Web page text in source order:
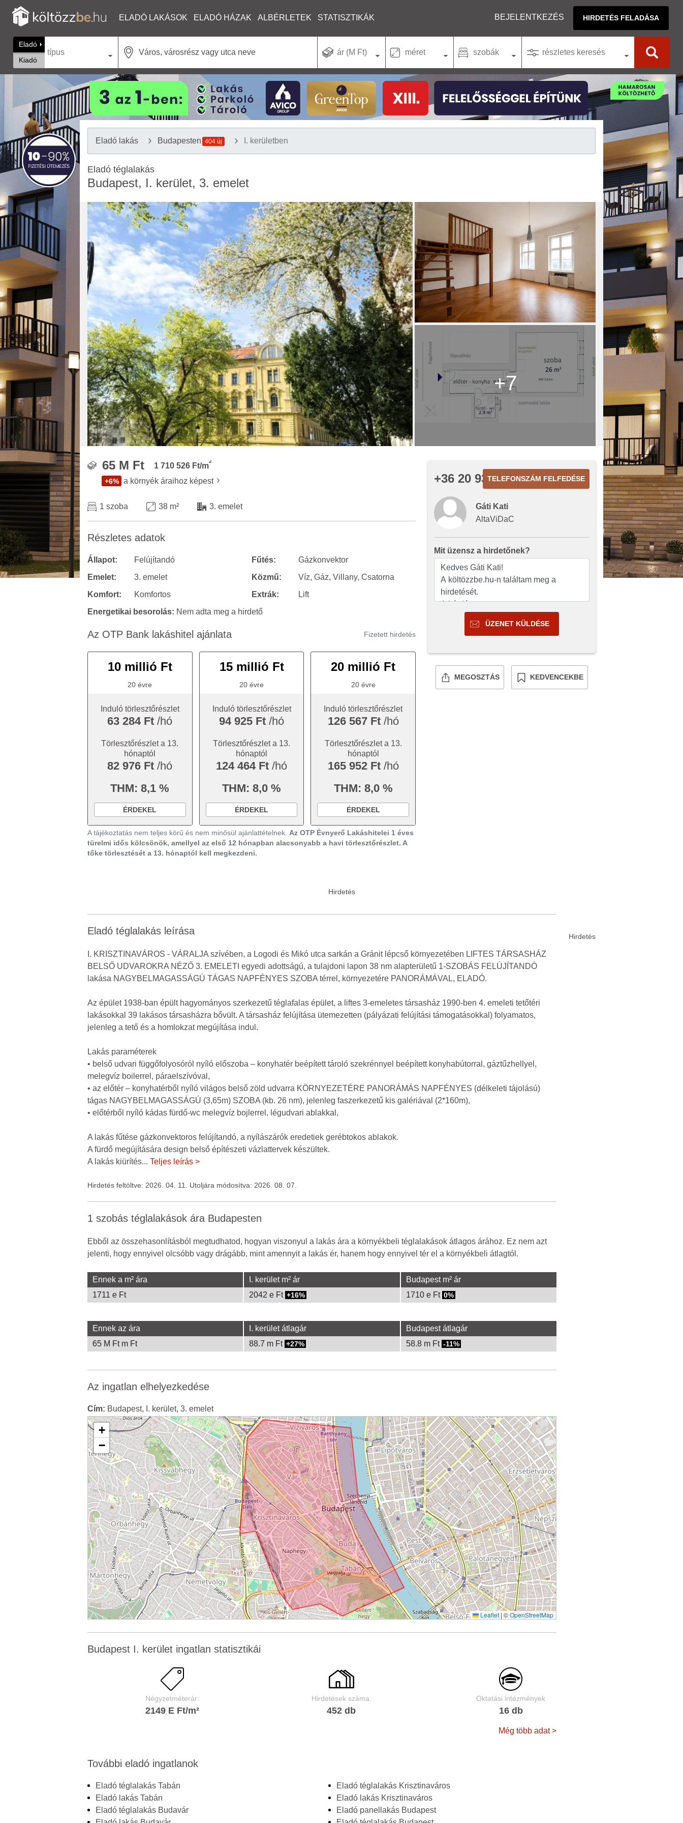
ELADÓ LAKÁSOK ELADÓ HÁZAK ALBÉRLETEK STATISZTIKÁK BEJELENTKEZÉS HIRDETÉS FELADÁSA
Eladó
Kiadó
típus ár (M Ft) méret szobák részletes keresés
Eladó lakás Budapesten 404 új I. kerületben
Eladó téglalakás
Budapest, I. kerület, 3. emelet
65 M Ft 1 710 526 Ft/m
2
+6% a környék áraihoz képest
1 szoba 38 m² 3. emelet
Részletes adatok
Állapot: Felújítandó Fűtés:
Gázkonvektor
Emelet:
3. emelet Közmű:
Víz, Gáz, Villany, Csatorna
Komfort:
Komfortos Extrák:
Lift
Energetikai besorolás: Nem adta meg a hirdető
Az OTP Bank lakáshitel ajánlata Fizetett hirdetés
10 millió Ft
20 évre
Induló törlesztőrészlet
63 284 Ft/hó
Törlesztőrészlet a 13.
hónaptól
82 976 Ft/hó
THM: 8,1 %
ÉRDEKEL
15 millió Ft
20 évre
Induló törlesztőrészlet
94 925 Ft /hó
Törlesztőrészlet a 13.
hónaptól
124 464 Ft /hó
THM: 8,0 %
ÉRDEKEL
20 millió Ft
20 évre
Induló törlesztőrészlet
126 567 Ft /hó
Törlesztőrészlet a 13.
hónaptól
165 952 Ft /hó
THM: 8,0 %
ÉRDEKEL
A tájékoztatás nem teljes körű és nem minősül ajánlattételnek. Az OTP Évnyerő Lakáshitelei 1 éves
türelmi idős kölcsönök, amellyel az első 12 hónapban alacsonyabb a havi törlesztőrészlet. A
tőke törlesztését a 13. hónaptól kell megkezdeni.
+36 20 939TELEFONSZÁM FELFEDÉSE
Gáti Kati
AltaViDaC
Mit üzensz a hirdetőnek?
ÜZENET KÜLDÉSE
MEGOSZTÁS KEDVENCEKBE
Eladó téglalakás leírása
I. KRISZTINAVÁROS - VÁRALJA szívében, a Logodi és Mikó utca sarkán a Gránit lépcső környezetében LIFTES TÁRSASHÁZ
BELSŐ UDVAROKRA NÉZŐ 3. EMELETI egyedi adottságú, a tulajdoni lapon 38 nm alapterületű 1-SZOBÁS FELÚJÍTANDÓ
lakása NAGYBELMAGASSÁGÚ TÁGAS NAPFÉNYES SZOBA térrel, környezetére PANORÁMÁVAL, ELADÓ.
Az épület 1938-ban épült hagyományos szerkezetű téglafalas épület, a liftes 3-emeletes társasház 1990-ben 4. emeleti tetőtéri
lakásokkal 39 lakásos társasházra bővült. A társasház felújítása ütemezetten (pályázati felújítási támogatásokkal) folyamatos,
jelenleg a tető és a homlokzat megújítása indul.
Lakás paraméterek
• belső udvari függőfolyosóról nyíló előszoba – konyhatér beépített tároló szekrénnyel beépített konyhabútorral, gáztűzhellyel,
melegvíz boilerrel, páraelszívóval,
• az előtér – konyhatérből nyíló világos belső zöld udvarra KÖRNYEZETÉRE PANORÁMÁS NAPFÉNYES (délkeleti tájolású)
tágas NAGYBELMAGASSÁGÚ (3,65m) SZOBA (kb. 26 nm), jelenleg faszerkezetű kis galériával (2*160m),
• előtérből nyíló kádas fürdő-wc melegvíz bojlerrel, légudvari ablakkal,
A lakás fűtése gázkonvektoros felújítandó, a nyílászárók eredetiek gerébtokos ablakok.
A fürdő megújítására design belső építészeti vázlattervek készültek.
A lakás kiürítés... Teljes leírás >
Hirdetés feltöltve: 2026. 04. 11. Utoljára módosítva: 2026. 08. 07.
1 szobás téglalakások ára Budapesten
Ebből az összehasonlításból megtudhatod, hogyan viszonyul a lakás ára a környékbeli téglalakások átlagos árához. Ez nem azt
jelenti, hogy ennyivel olcsóbb vagy drágább, mint amennyit a lakás ér, hanem hogy ennyivel tér el a környékbeli átlagtól.
Ennek a m² ára I. kerület m² ár
Budapest m² ár
1711 e Ft
2042 e Ft 16% 1710 e Ft 0%
Ennek az ára I. kerület átlagár
Budapest átlagár
65 M Ft m Ft
88.7 m Ft 27% 58.8 m Ft -11%
Az ingatlan elhelyezkedése
Cím: Budapest, I. kerület, 3. emelet
+
−
Leaflet|©OpenStreetMap
Budapest I. kerület ingatlan statisztikái
Négyzetméterár:
2149 E Ft/m²
Hirdetések száma:
452 db
Oktatási intézmények
16 db
Még több adat >
További eladó ingatlanok
Eladó téglalakás Tabán
Eladó lakás Tabán
Eladó téglalakás Budavár
Eladó téglalakás Krisztinaváros
Eladó lakás Krisztinaváros
Eladó panellakás Budapest